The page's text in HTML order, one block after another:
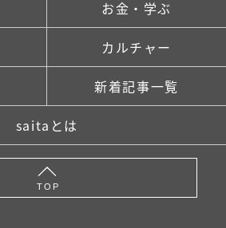
お金・学ぶ
カルチャー
新着記事一覧
saitaとは
TOP